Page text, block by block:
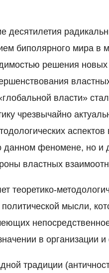
десятилетия
биполярного мира в
решения
власти»
чрезвычайно
данном феномене, но
властных
теоретико-
мысли,
в организации
традиции